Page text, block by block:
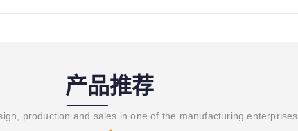
产品推荐
production and sales in one of the manufacturing enterprises